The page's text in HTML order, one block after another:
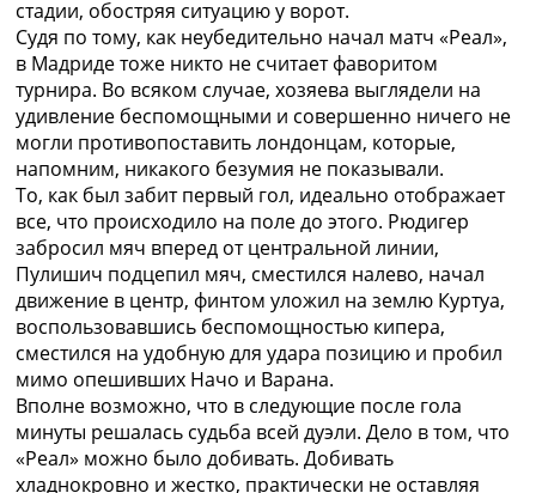
стадии, обостряя ситуацию у ворот.
Судя по тому, как неубедительно начал матч «Реал»,
в Мадриде тоже никто не считает фаворитом
турнира. Во всяком случае, хозяева выглядели на
удивление беспомощными и совершенно ничего не
могли противопоставить лондонцам, которые,
напомним, никакого безумия не показывали.
То, как был забит первый гол, идеально отображает
все, что происходило на поле до этого. Рюдигер
забросил мяч вперед от центральной линии,
Пулишич подцепил мяч, сместился налево, начал
движение в центр, финтом уложил на землю Куртуа,
воспользовавшись беспомощностью кипера,
сместился на удобную для удара позицию и пробил
мимо опешивших Начо и Варана.
Вполне возможно, что в следующие после гола
минуты решалась судьба всей дуэли. Дело в том, что
«Реал» можно было добивать. Добивать
хладнокровно и жестко, практически не оставляя